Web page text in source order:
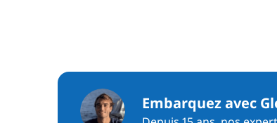
Embarquez avec